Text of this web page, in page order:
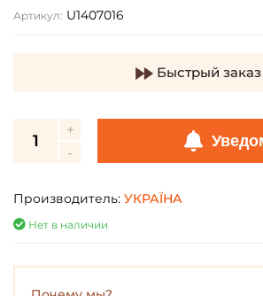
Артикул: U1407016
Быстрый заказ
Производитель: УКРАЇНА
Нет в наличии